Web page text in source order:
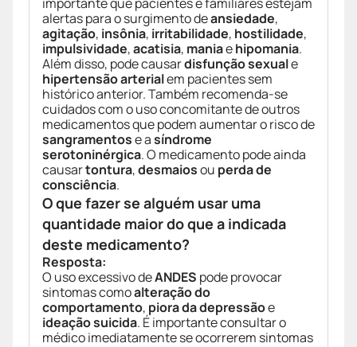
alertas para o surgimento deansiedade,
agitação, insônia, irritabilidade, hostilidade,
impulsividade,acatisia, maniaehipomania.
Além disso, pode causardisfunção sexuale
hipertensão arterialem pacientes sem
histórico anterior. Também recomenda-se
cuidados com o uso concomitante de outros
medicamentos que podem aumentar o risco de
sangramentose asíndrome
serotoninérgica. O medicamento pode ainda
causartontura,desmaiosou perda de
consciência.
O que fazer se alguém usar uma
quantidade maior do que a indicada
deste medicamento?
Resposta:
O uso excessivo deANDES pode provocar
sintomas comoalteração do
comportamento, piora da depressãoe
ideação suicida. É importante consultar o
médico imediatamente se ocorrerem sintomas